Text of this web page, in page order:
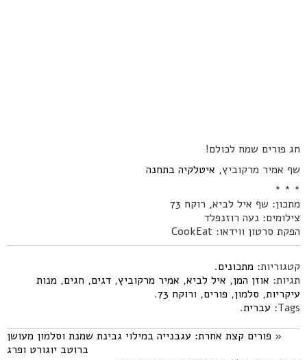
חג פורים שמח לכולם!
שף אמיר מרקוביץ, איטלקיה בתחנה
* * *
מתכון: שף איל לביא, רוקח 73
צילומים: נעה רוזנפלד
הפקת סרטון ווידאו: CookEat
קטגוריות: מתכונים.
תגיות: אוזן המן, איל לביא, אמיר מרקוביץ, דגים, חגים, מנות
עיקריות, סלמון, פורים, ורוקח 73
.
Tags: עברית.
« פורים קצת אחרת: עגבנייה במילוי גבינת שמנת וסלמון מעושן
ברוטב יוגורט ופרג